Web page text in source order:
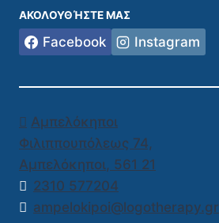
ΑΚΟΛΟΥΘΉΣΤΕ ΜΑΣ
Facebook Instagram
Αμπελόκηποι
Φιλιππουπόλεως 74,
Αμπελόκηποι, 561 21
2310 577204
ampelokipoi@logotherapy.gr